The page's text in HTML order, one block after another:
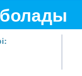
болады